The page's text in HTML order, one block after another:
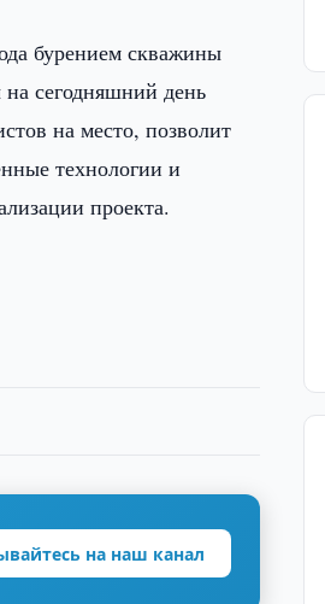
бурением скважины
сегодняшний день
на место, позволит
технологии и
проекта.
на наш канал